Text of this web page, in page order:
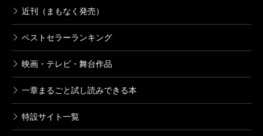
想を超える方向へとエピソードを連ねていくのだ。人
物造形と筆力と展開がいずれも優れている本作、夢中
になって読み進むしかない。
さらに付け加えるならば、書くべきこととそうでな
いことの整理が行き届いている点も新人らしからぬ特
近刊（まもなく発売）
ベストセラーランキング
映画・テレビ・舞台作品
一章まるごと試し読みできる本
特設サイト一覧